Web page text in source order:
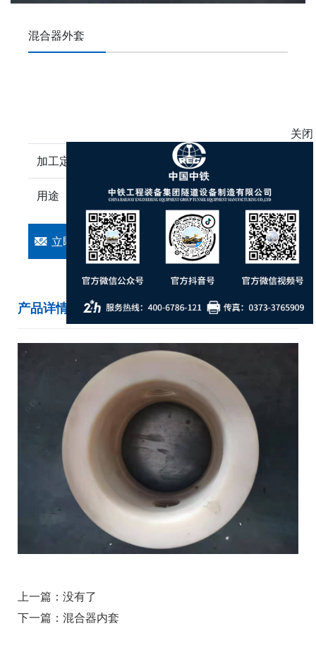
混合器外套
加工定制
用途 湿喷机
立即咨询 立即拨打
产品详情
上一篇： 没有了
下一篇： 混合器内套
关闭